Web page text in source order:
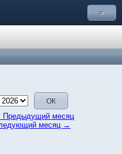
»
месяц
месяц →